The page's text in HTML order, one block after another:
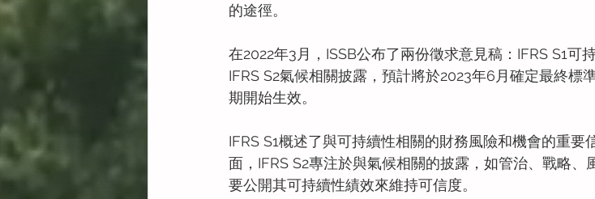
的途徑。
在2022年3月，ISSB公布了兩份徵求意見稿：IFRS S1可
IFRS S2氣候相關披露，預計將於2023年6月確定最終標
期開始生效。
IFRS S1概述了與可持續性相關的財務風險和機會的重
面，IFRS S2專注於與氣候相關的披露，如管治、戰略
要公開其可持續性績效來維持可信度。